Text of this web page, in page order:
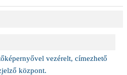
vezérelt, címezhető
központ.